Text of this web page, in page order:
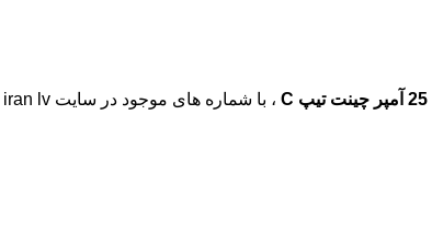
، با شماره های موجود در سایت iran lv